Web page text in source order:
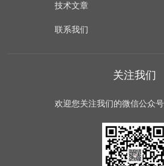
技术文章
联系我们
关注我们
欢迎您关注我们的微信公众